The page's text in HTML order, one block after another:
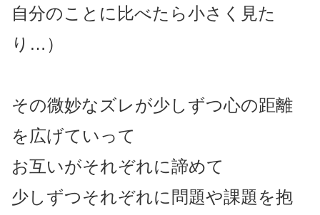
自分のことに比べたら小さく見た
り…）
その微妙なズレが少しずつ心の距離
を広げていって
お互いがそれぞれに諦めて
少しずつそれぞれに問題や課題を抱